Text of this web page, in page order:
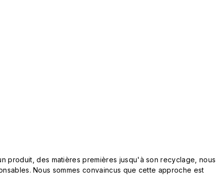
produit, des matières premières jusqu'à son recyclage, nous
Nous sommes convaincus que cette approche est